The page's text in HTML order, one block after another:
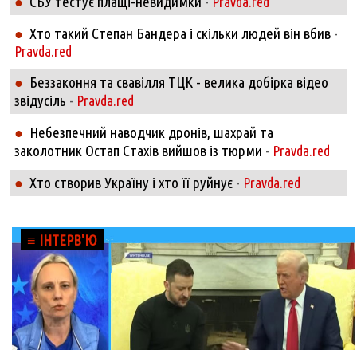
● Хто такий Степан Бандера і скільки людей він вбив-
Pravda.red
● Беззаконня та свавілля ТЦК - велика добірка відео
звідусіль - Pravda.red
● Небезпечний наводчик дронів, шахрай та
заколотник Остап Стахів вийшов із тюрми - Pravda.red
● Хто створив Україну і хто її руйнує- Pravda.red
≡ ІНТЕРВ'Ю